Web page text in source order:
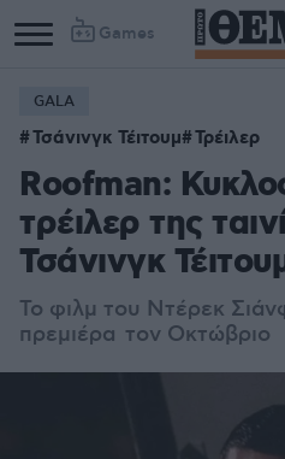
Games
GALA
Τσάνινγκ Τέιτουμ Τρέιλερ
Roofman:
τρέιλερ της
Τσάνινγκ
Το φιλμ του Ντέρεκ
πρεμιέρα τον Οκτώβριο